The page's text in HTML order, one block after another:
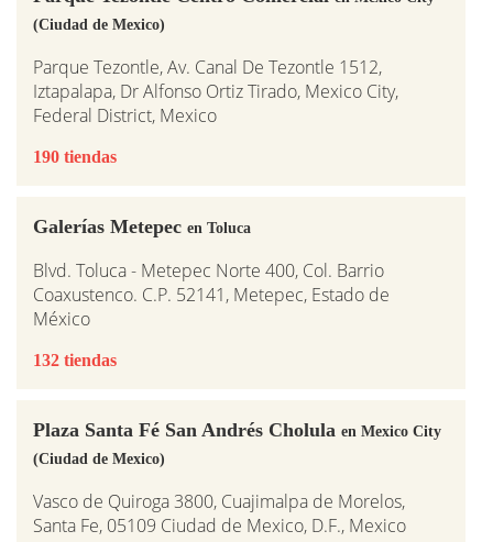
(Ciudad de Mexico)
Parque Tezontle, Av. Canal De Tezontle 1512,
Iztapalapa, Dr Alfonso Ortiz Tirado, Mexico City,
Federal District, Mexico
190 tiendas
Galerías Metepec en Toluca
Blvd. Toluca - Metepec Norte 400, Col. Barrio
Coaxustenco. C.P. 52141, Metepec, Estado de
México
132 tiendas
Plaza Santa Fé San Andrés Cholula en Mexico City
(Ciudad de Mexico)
Vasco de Quiroga 3800, Cuajimalpa de Morelos,
Santa Fe, 05109 Ciudad de Mexico, D.F., Mexico